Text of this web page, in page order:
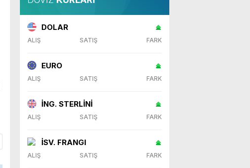
DOLAR
ALIŞ SATIŞ FARK
EURO
ALIŞ SATIŞ FARK
İNG. STERLİNİ
ALIŞ SATIŞ FARK
İSV. FRANGI
ALIŞ SATIŞ FARK